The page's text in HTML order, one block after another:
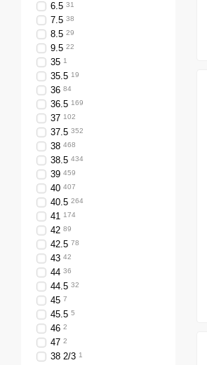
6.5 31
7.5 38
8.5 29
9.5 22
35 1
35.5 19
36 84
36.5 169
37 102
37.5 352
38 468
38.5 434
39 459
40 407
40.5 264
41 174
42 89
42.5 78
43 42
44 36
44.5 32
45 7
45.5 5
46 2
47 2
38 2/3 1